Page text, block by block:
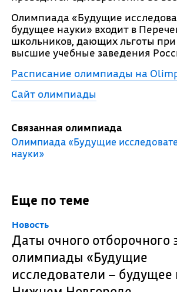
Олимпиада «Будущие
будущее науки» входит в
школьников, дающих льготы
высшие учебные заведения
Расписание олимпиады на
Сайт олимпиады
Связанная олимпиада
Олимпиада «Будущие
науки»
Еще по теме
Новость
Даты очного отборочного
олимпиады «Будущие
исследователи – будущее